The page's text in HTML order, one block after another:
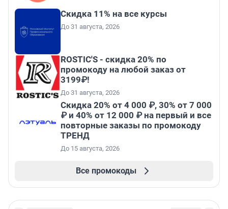
Скидка 11% на все курсы
До 31 августа, 2026
ROSTIC'S - скидка 20% по
промокоду на любой заказ от
3199₽!
До 31 августа, 2026
Скидка 20% от 4 000 ₽, 30% от 7 000
₽ и 40% от 12 000 ₽ на первый и все
повторные заказы по промокоду
ТРЕНД
До 15 августа, 2026
Все промокоды